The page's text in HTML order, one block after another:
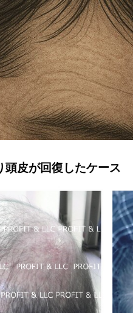
頭皮が回復したケース